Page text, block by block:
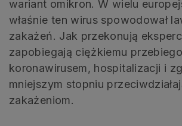
wariant omikron. W wielu
właśnie ten wirus spowodował
zakażeń. Jak przekonują
zapobiegają ciężkiemu
koronawirusem, hospitalizacji i
mniejszym stopniu
zakażeniom.